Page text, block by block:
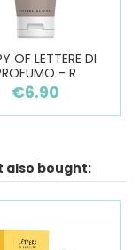
OF LETTERE DI
- R
€6.90
also bought: